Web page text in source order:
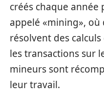
créés chaque année
appelé «mining»,
résolvent des
les transactions sur
mineurs sont
leur travail.